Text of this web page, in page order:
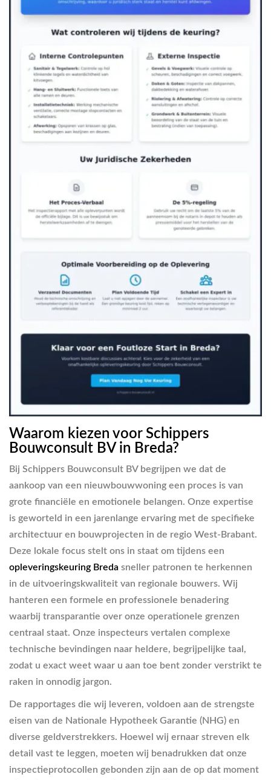
Waarom kiezen voor Schippers
Bouwconsult BV in Breda?
Bij Schippers Bouwconsult BV begrijpen we dat de
aankoop van een nieuwbouwwoning een proces is van
grote financiële en emotionele belangen. Onze expertise
is geworteld in een jarenlange ervaring met de specifieke
architectuur en bouwprojecten in de regio West-Brabant.
Deze lokale focus stelt ons in staat om tijdens een
opleveringskeuring Breda sneller patronen te herkennen
in de uitvoeringskwaliteit van regionale bouwers. Wij
hanteren een formele en professionele benadering
waarbij transparantie over onze operationele grenzen
centraal staat. Onze inspecteurs vertalen complexe
technische bevindingen naar heldere, begrijpelijke taal,
zodat u exact weet waar u aan toe bent zonder verstrikt te
raken in onnodig jargon.
De rapportages die wij leveren, voldoen aan de strengste
eisen van de Nationale Hypotheek Garantie (NHG) en
diverse geldverstrekkers. Hoewel wij ernaar streven elk
detail vast te leggen, moeten wij benadrukken dat onze
inspectieprotocollen gebonden zijn aan de op dat moment